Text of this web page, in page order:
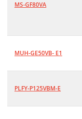
MS-GF80VA
MUH-GE50VB- E1
PLFY-P125VBM-E